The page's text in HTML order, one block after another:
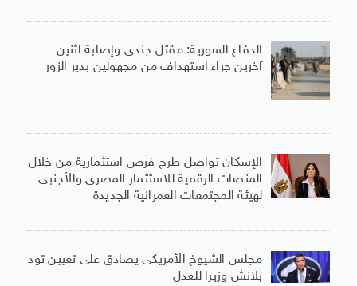
الدفاع السورية: مقتل جندى وإصابة اثنين
آخرين جراء استهداف من مجهولين بدير الزور
الإسكان تواصل طرح فرص استثمارية من خلال
المنصات الرقمية للاستثمار المصرى والأجنبى
لهيئة المجتمعات العمرانية الجديدة
مجلس الشيوخ الأمريكى يصادق على تعيين تود
بلانش وزيرا للعدل